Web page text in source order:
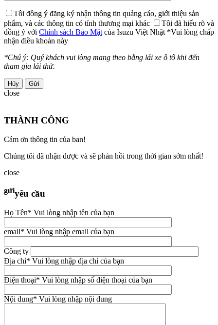
Tôi đồng ý đăng ký nhận thông tin quảng cáo, giới thiệu sản
phẩm, và các thông tin có tính thương mại khác
Tôi đã hiểu rõ và
đồng ý với Chính sách Bảo Mật của Isuzu Việt Nhật *Vui lòng chấp
nhận điều khoản này
*Chú ý: Quý khách vui lòng mang theo bằng lái xe ô tô khi đến
tham gia lái thử.
Hủy
close
THÀNH CÔNG
Cám ơn thông tin của ban!
Chúng tôi đã nhận được và sẽ phản hồi trong thời gian sớm nhất!
close
gửiyêu cầu
Họ Tên* Vui lòng nhập tên của bạn
email* Vui lòng nhập email của bạn
Công ty
Địa chỉ* Vui lòng nhập địa chỉ của bạn
Điện thoại* Vui lòng nhập số điện thoại của bạn
Nội dung* Vui lòng nhập nội dung